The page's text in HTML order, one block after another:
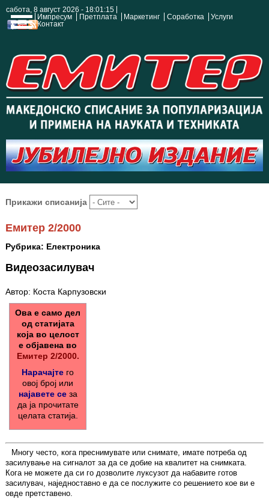
сабота, 8 август 2026 - 18:01:15
Импресум
Претплата Маркетинг Соработка
Услуги
Контакт
Прикажи списанија
Емитер 2/2000
Рубрика: Електроника
Видеозасилувач
Автор: Коста Карпузовски
Ова е само дел
од статијата
која во целост
е објавена во
Емитер 2/2000.
Нарачајте го
овој број или
најавете сеза
да ја прочитате
целата статија.
Многу често, кога преснимувате или снимате, имате потреба од
засилување на сигналот за да се добие на квалитет на снимката.
Кога не можете да си го дозволите луксузот да набавите готов
засилувач, наједноставно е да се послужите со решението кое ви е
овде претставено.